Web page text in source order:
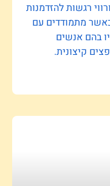
רגשות להזדמנות
מתמודדים עם
בהם אנשים
קיצונית.